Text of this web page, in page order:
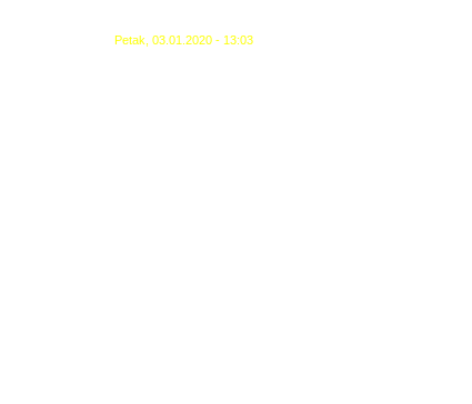
Petak, 03.01.2020 - 13:03